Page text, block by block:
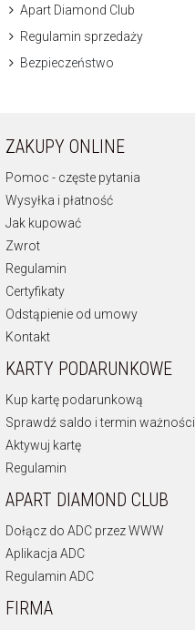
Apart Diamond Club
Regulamin sprzedaży
Bezpieczeństwo
ZAKUPY ONLINE
Pomoc - częste pytania
Wysyłka i płatność
Jak kupować
Zwrot
Regulamin
Certyfikaty
Odstąpienie od umowy
Kontakt
KARTY PODARUNKOWE
Kup kartę podarunkową
Sprawdź saldo i termin ważności
Aktywuj kartę
Regulamin
APART DIAMOND CLUB
Dołącz do ADC przez WWW
Aplikacja ADC
Regulamin ADC
FIRMA